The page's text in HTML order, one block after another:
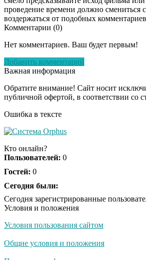
проведение времени должно смениться
воздержаться от подобных
Комментарии (0)
Нет комментариев. Ваш будет первым!
Добавить комментарий
Важная информация
Обратите внимание! Сайт носит
публичной офертой, в соответствии со
Ошибка в тексте
Кто онлайн?
Пользователей: 0
Гостей: 0
Сегодня были:
Сегодня зарегистрированные
Условия и положения
Условия пользования сайтом
Общие условия и положения